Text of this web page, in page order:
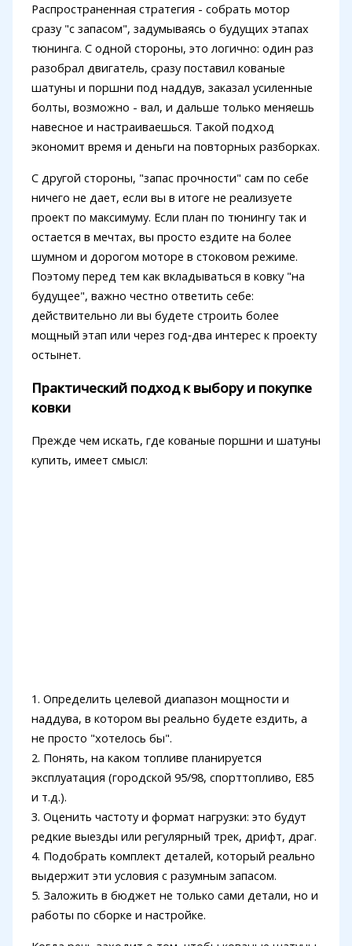
Распространенная стратегия - собрать мотор
сразу "с запасом", задумываясь о будущих этапах
тюнинга. С одной стороны, это логично: один раз
разобрал двигатель, сразу поставил кованые
шатуны и поршни под наддув, заказал усиленные
болты, возможно - вал, и дальше только меняешь
навесное и настраиваешься. Такой подход
экономит время и деньги на повторных разборках.
С другой стороны, "запас прочности" сам по себе
ничего не дает, если вы в итоге не реализуете
проект по максимуму. Если план по тюнингу так и
остается в мечтах, вы просто ездите на более
шумном и дорогом моторе в стоковом режиме.
Поэтому перед тем как вкладываться в ковку "на
будущее", важно честно ответить себе:
действительно ли вы будете строить более
мощный этап или через год‑два интерес к проекту
остынет.
Практический подход к выбору и покупке
ковки
Прежде чем искать, где кованые поршни и шатуны
купить, имеет смысл:
1. Определить целевой диапазон мощности и
наддува, в котором вы реально будете ездить, а
не просто "хотелось бы".
2. Понять, на каком топливе планируется
эксплуатация (городской 95/98, спорттопливо, Е85
и т.д.).
3. Оценить частоту и формат нагрузки: это будут
редкие выезды или регулярный трек, дрифт, драг.
4. Подобрать комплект деталей, который реально
выдержит эти условия с разумным запасом.
5. Заложить в бюджет не только сами детали, но и
работы по сборке и настройке.